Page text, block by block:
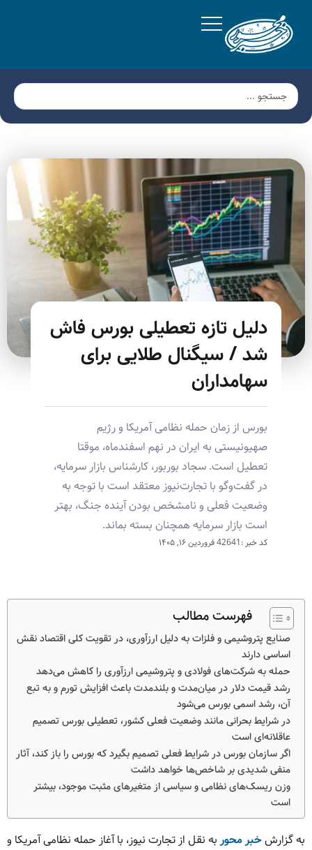
دلیل تازه تعطیلی بورس فاش
شد / سیگنال طلایی برای
سهامداران
بورس از زمان حمله نظامی آمریکا و رژیم
صهیونیستی به ایران در نهم اسفندماه، موقتا
تعطیل است. سجاد بوربور، کارشناس بازار سرمایه،
در گفت‌وگو با تجارت‌نیوز معتقد است با توجه به
وضعیت فعلی و نامشخص بودن آینده جنگ، بهتر
است بازار سرمایه همچنان بسته بماند.
کد خبر :42641 فروردین ۱۶, ۱۴۰۵
فهرست مطالب
صنایع پتروشیمی و فلزات به دلیل ارزآوری، در تقویت کلی اقتصاد نقش
اساسی دارند
حمله به شركت‌های فولادی و پتروشيمی ارزآوری را کاهش می‌دهد
رشد قیمت دلار در میان‌مدت و بلندمدت باعث افزایش تورم و به تبع
آن، رشد اسمی بورس می‌شود
در شرایط بحرانی مانند وضعیت فعلی کشور، تعطیلی بورس تصمیم
عاقلانه‌ای است
اگر سازمان بورس در شرایط فعلی تصمیم بگیرد که بورس را باز کند، آثار
منفی شدیدی بر شاخص‌ها خواهد داشت
وزن ریسک‌های نظامی و سیاسی از متغیرهای مثبت موجود، بیشتر
است
به گزارشخبر محوربه نقل از تجارت نیوز، با آغاز حمله نظامی آمریکا و